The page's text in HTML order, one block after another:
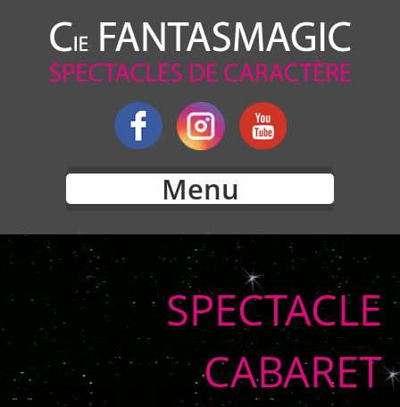
Menu
SPECTACLE
CABARET